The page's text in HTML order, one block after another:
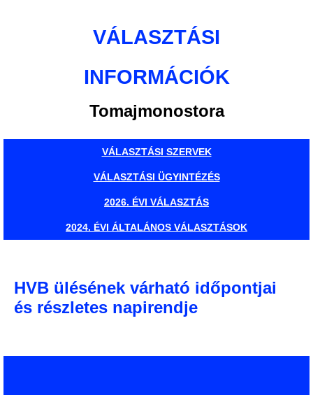
VÁLASZTÁSI
INFORMÁCIÓK
Tomajmonostora
VÁLASZTÁSI SZERVEK
VÁLASZTÁSI ÜGYINTÉZÉS
2026. ÉVI VÁLASZTÁS
2024. ÉVI ÁLTALÁNOS VÁLASZTÁSOK
HVB ülésének várható időpontjai
és részletes napirendje